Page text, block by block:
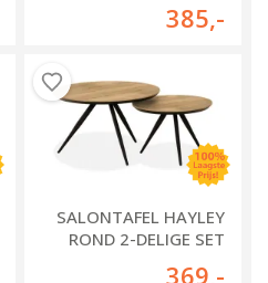
385,-
SALONTAFEL HAYLEY
ROND 2-DELIGE SET
369,-